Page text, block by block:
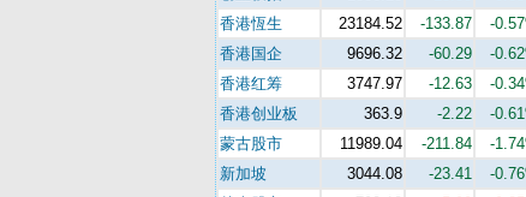
香港恆生
23184.52 -133.87 -
香港国企
9696.32 -60.29 -
香港红筹
3747.97 -12.63 -
香港创业板
363.9 -2.22 -
蒙古股市
11989.04 -211.84 -
新加坡
3044.08 -23.41 -